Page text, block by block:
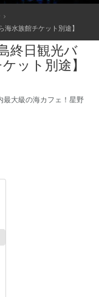
海水族館チケット別途】
終日観光バ
ット別途】
大級の海カフェ！星野